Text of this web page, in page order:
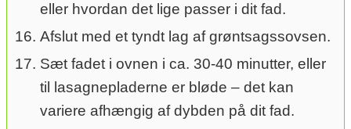
eller hvordan det lige passer i dit fad.
Afslut med et tyndt lag af grøntsagssovsen.
Sæt fadet i ovnen i ca. 30-40 minutter, eller
til lasagnepladerne er bløde – det kan
variere afhængig af dybden på dit fad.